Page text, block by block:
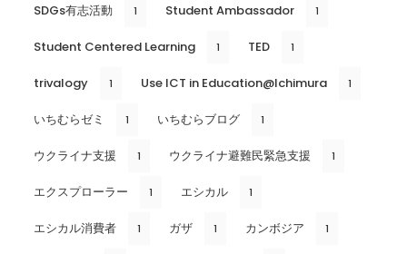
SDGs有志活動 1 Student Ambassador 1
Student Centered Learning 1 TED 1
trivalogy 1 Use ICT in Education@Ichimura 1
いちむらゼミ 1 いちむらブログ 1
ウクライナ支援 1 ウクライナ避難民緊急支援 1
エクスプローラー 1 エシカル 1
エシカル消費者 1 ガザ 1 カンボジア 1